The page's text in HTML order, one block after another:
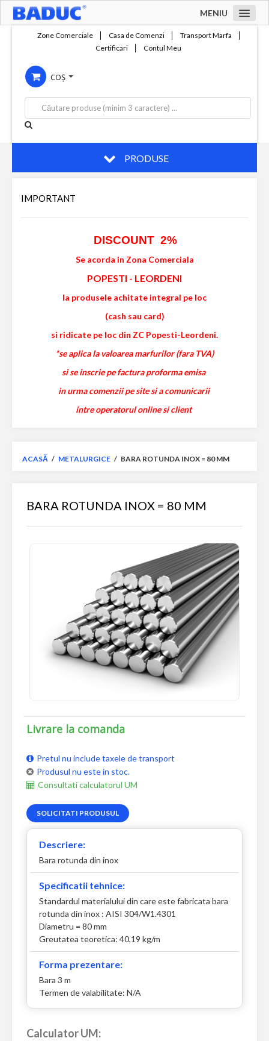
MENIU
Compania
Servicii
Productie
Contact
Zone Comerciale Casa de Comenzi
Transport Marfa
Certificari
Contul Meu
COȘ
PRODUSE
IMPORTANT
DISCOUNT 2%
Se acorda in Zona Comerciala
POPESTI - LEORDENI
la produsele achitate integral pe loc
(cash sau card)
si ridicate pe loc din ZC Popesti-Leordeni.
*se aplica la valoarea marfurilor (fara TVA)
si se inscrie pe factura proforma emisa
in urma comenzii pe site si a comunicarii
intre operatorul online si client
ACASĂ / METALURGICE / BARA ROTUNDA INOX = 80 MM
BARA ROTUNDA INOX = 80 MM
Livrare la comanda
Pretul nu include taxele de transport
Produsul nu este in stoc.
Consultati calculatorul UM
SOLICITATI PRODUSUL
Descriere:
Bara rotunda din inox
Specificatii tehnice:
Standardul materialului din care este fabricata bara
rotunda din inox : AISI 304/W1.4301
Diametru = 80 mm
Greutatea teoretica: 40,19 kg/m
Forma prezentare:
Bara 3 m
Termen de valabilitate: N/A
Calculator UM: